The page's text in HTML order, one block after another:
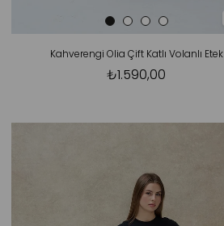
Kahverengi Olia Çift Katlı Volanlı Etek
₺1.590,00